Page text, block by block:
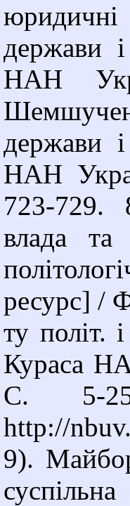
держави
НАН
держави
НАН
723-
влада та
ресурс] /
ту політ.
Кураса
С. 5-
http://
9).